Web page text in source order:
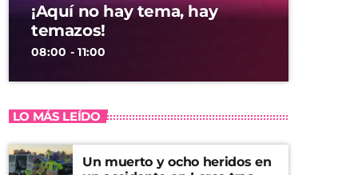
¡Aquí no hay tema, hay
temazos!
08:00 - 11:00
LO MÁS LEÍDO
Un muerto y ocho heridos en